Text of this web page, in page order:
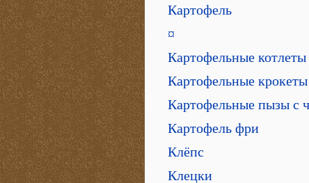
Картофель
¤
Картофельные котлеты
Картофельные крокеты
Картофельные пызы с
Картофель фри
Клёпс
Клецки